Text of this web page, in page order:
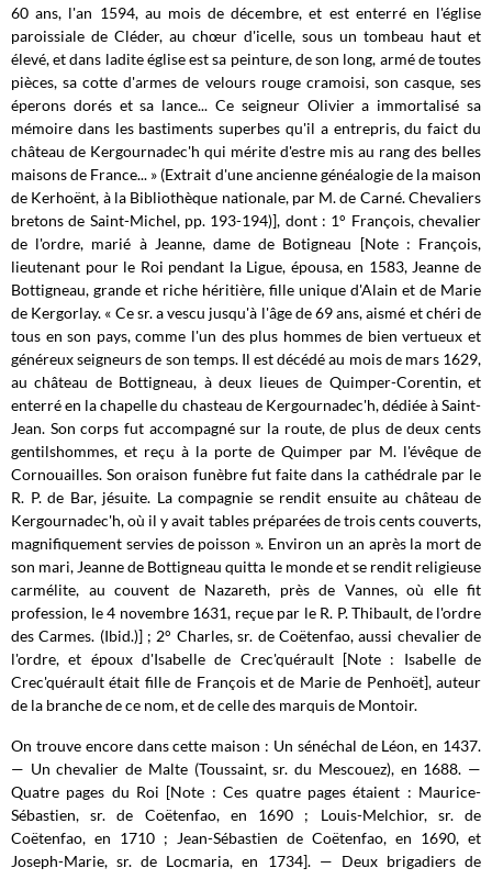
60 ans, l'an 1594, au mois de décembre, et est enterré en l'église
paroissiale de Cléder, au chœur d'icelle, sous un tombeau haut et
élevé, et dans ladite église est sa peinture, de son long, armé de toutes
pièces, sa cotte d'armes de velours rouge cramoisi, son casque, ses
éperons dorés et sa lance... Ce seigneur Olivier a immortalisé sa
mémoire dans les bastiments superbes qu'il a entrepris, du faict du
château de Kergournadec'h qui mérite d'estre mis au rang des belles
maisons de France... » (Extrait d'une ancienne généalogie de la maison
de Kerhoënt, à la Bibliothèque nationale, par M. de Carné. Chevaliers
bretons de Saint-Michel, pp. 193-194)], dont : 1° François, chevalier
de l'ordre, marié à Jeanne, dame de Botigneau [Note : François,
lieutenant pour le Roi pendant la Ligue, épousa, en 1583, Jeanne de
Bottigneau, grande et riche héritière, fille unique d'Alain et de Marie
de Kergorlay. « Ce sr. a vescu jusqu'à l'âge de 69 ans, aismé et chéri de
tous en son pays, comme l'un des plus hommes de bien vertueux et
généreux seigneurs de son temps. Il est décédé au mois de mars 1629,
au château de Bottigneau, à deux lieues de Quimper-Corentin, et
enterré en la chapelle du chasteau de Kergournadec'h, dédiée à Saint-
Jean. Son corps fut accompagné sur la route, de plus de deux cents
gentilshommes, et reçu à la porte de Quimper par M. l'évêque de
Cornouailles. Son oraison funèbre fut faite dans la cathédrale par le
R. P. de Bar, jésuite. La compagnie se rendit ensuite au château de
Kergournadec'h, où il y avait tables préparées de trois cents couverts,
magnifiquement servies de poisson ». Environ un an après la mort de
son mari, Jeanne de Bottigneau quitta le monde et se rendit religieuse
carmélite, au couvent de Nazareth, près de Vannes, où elle fit
profession, le 4 novembre 1631, reçue par le R. P. Thibault, de l'ordre
des Carmes. (Ibid.)] ; 2° Charles, sr. de Coëtenfao, aussi chevalier de
l'ordre, et époux d'Isabelle de Crec'quérault [Note : Isabelle de
Crec'quérault était fille de François et de Marie de Penhoët], auteur
de la branche de ce nom, et de celle des marquis de Montoir.
On trouve encore dans cette maison : Un sénéchal de Léon, en 1437.
— Un chevalier de Malte (Toussaint, sr. du Mescouez), en 1688. —
Quatre pages du Roi [Note : Ces quatre pages étaient : Maurice-
Sébastien, sr. de Coëtenfao, en 1690 ; Louis-Melchior, sr. de
Coëtenfao, en 1710 ; Jean-Sébastien de Coëtenfao, en 1690, et
Joseph-Marie, sr. de Locmaria, en 1734]. — Deux brigadiers de